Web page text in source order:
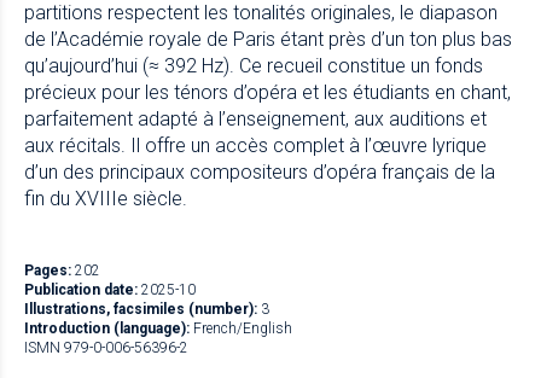
partitions respectent les tonalités originales, le diapason
de l’Académie royale de Paris étant près d’un ton plus bas
qu’aujourd’hui (≈ 392 Hz). Ce recueil constitue un fonds
précieux pour les ténors d’opéra et les étudiants en chant,
parfaitement adapté à l’enseignement, aux auditions et
aux récitals. Il offre un accès complet à l’œuvre lyrique
d’un des principaux compositeurs d’opéra français de la
fin du XVIIIe siècle.
Pages: 202
Publication date: 2025-10
Illustrations, facsimiles (number): 3
Introduction (language): French/English
ISMN 979-0-006-56396-2